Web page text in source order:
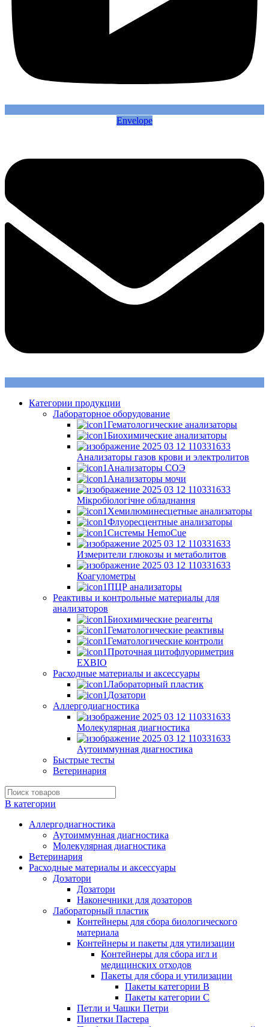
Envelope
Категории продукции
Лабораторное оборудование
Гематологические анализаторы
Биохимические анализаторы
Анализаторы газов крови и электролитов
Анализаторы СОЭ
Анализаторы мочи
Мікробіологічне обладнання
Хемилюминесцетные анализаторы
Флуоресцентные анализаторы
Системы HemoCue
Измерители глюкозы и метаболитов
Коагулометры
ПЦР анализаторы
Реактивы и контрольные материалы для
анализаторов
Биохимические реагенты
Гематологические реактивы
Гематологические контроли
Проточная цитофлуориметрия
EXBIO
Расходные материалы и аксессуары
Лабораторный пластик
Дозатори
Аллергодиагностика
Молекулярная диагностика
Аутоиммунная диагностика
Быстрые тесты
Ветеринария
В категории
Аллергодиагностика
Аутоиммунная диагностика
Молекулярная диагностика
Ветеринария
Расходные материалы и аксессуары
Дозатори
Дозатори
Наконечники для дозаторов
Лабораторный пластик
Контейнеры для сбора биологического
материала
Контейнеры и пакеты для утилизации
Контейнеры для сбора игл и
медицинских отходов
Пакеты для сбора и утилизации
Пакеты категории B
Пакеты категории C
Петли и Чашки Петри
Пипетки Пастера